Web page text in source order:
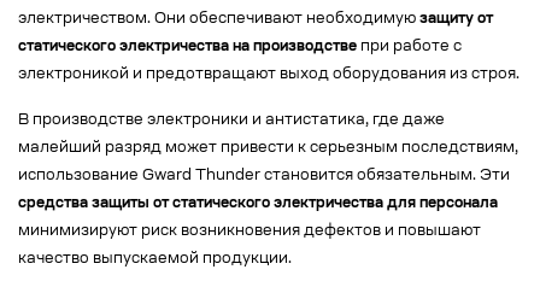
электричеством. Они обеспечивают необходимую защиту от
статического электричества на производстве при работе с
электроникой и предотвращают выход оборудования из строя.
В производстве электроники и антистатика, где даже
малейший разряд может привести к серьезным последствиям,
использование Gward Thunder становится обязательным. Эти
средства защиты от статического электричества для персонала
минимизируют риск возникновения дефектов и повышают
качество выпускаемой продукции.